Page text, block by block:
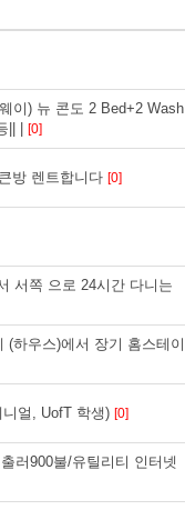
이) 뉴 콘도 2 Bed+2 Wash
|| |
[0]
방 렌트합니다 [0]
서쪽 으로 24시간 다니는
(하우스)에서 장기 홈스테이
얼, UofT 학생) [0]
러900불/유틸리티 인터넷